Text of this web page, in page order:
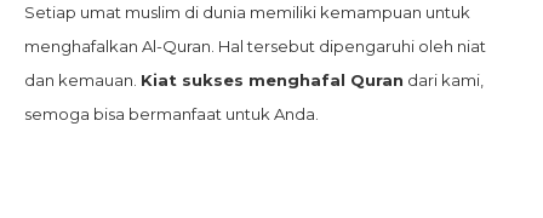
Setiap umat muslim di dunia memiliki kemampuan untuk
menghafalkan Al-Quran. Hal tersebut dipengaruhi oleh niat
dan kemauan. Kiat sukses menghafal Quran dari kami,
semoga bisa bermanfaat untuk Anda.